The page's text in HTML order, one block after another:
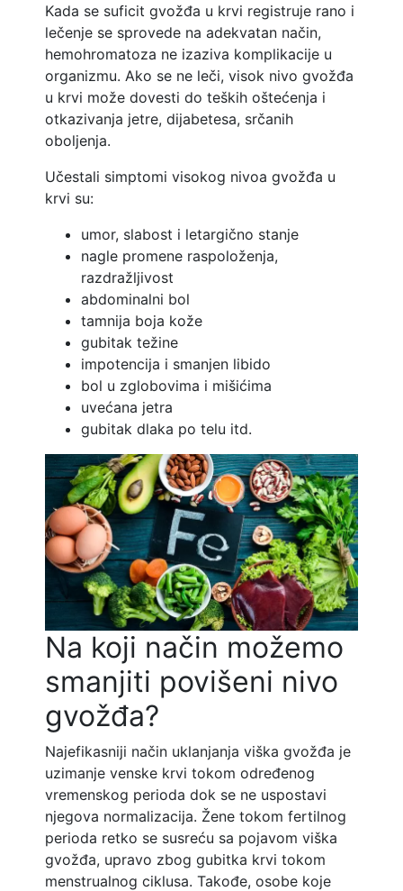
Kada se suficit gvožđa u krvi registruje rano i
lečenje se sprovede na adekvatan način,
hemohromatoza ne izaziva komplikacije u
organizmu. Ako se ne leči, visok nivo gvožđa
u krvi može dovesti do teških oštećenja i
otkazivanja jetre, dijabetesa, srčanih
oboljenja.
Učestali simptomi visokog nivoa gvožđa u
krvi su:
umor, slabost i letargično stanje
nagle promene raspoloženja,
razdražljivost
abdominalni bol
tamnija boja kože
gubitak težine
impotencija i smanjen libido
bol u zglobovima i mišićima
uvećana jetra
gubitak dlaka po telu itd.
Na koji način možemo
smanjiti povišeni nivo
gvožđa?
Najefikasniji način uklanjanja viška gvožđa je
uzimanje venske krvi tokom određenog
vremenskog perioda dok se ne uspostavi
njegova normalizacija. Žene tokom fertilnog
perioda retko se susreću sa pojavom viška
gvožđa, upravo zbog gubitka krvi tokom
menstrualnog ciklusa. Takođe, osobe koje